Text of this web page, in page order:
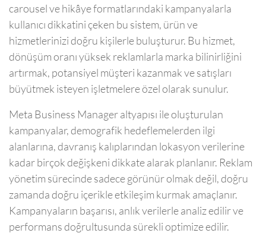
carousel ve hikâye formatlarındaki kampanyalarla
kullanıcı dikkatini çeken bu sistem, ürün ve
hizmetlerinizi doğru kişilerle buluşturur. Bu hizmet,
dönüşüm oranı yüksek reklamlarla marka bilinirliğini
artırmak, potansiyel müşteri kazanmak ve satışları
büyütmek isteyen işletmelere özel olarak sunulur.
Meta Business Manager altyapısı ile oluşturulan
kampanyalar, demografik hedeflemelerden ilgi
alanlarına, davranış kalıplarından lokasyon verilerine
kadar birçok değişkeni dikkate alarak planlanır. Reklam
yönetim sürecinde sadece görünür olmak değil, doğru
zamanda doğru içerikle etkileşim kurmak amaçlanır.
Kampanyaların başarısı, anlık verilerle analiz edilir ve
performans doğrultusunda sürekli optimize edilir.